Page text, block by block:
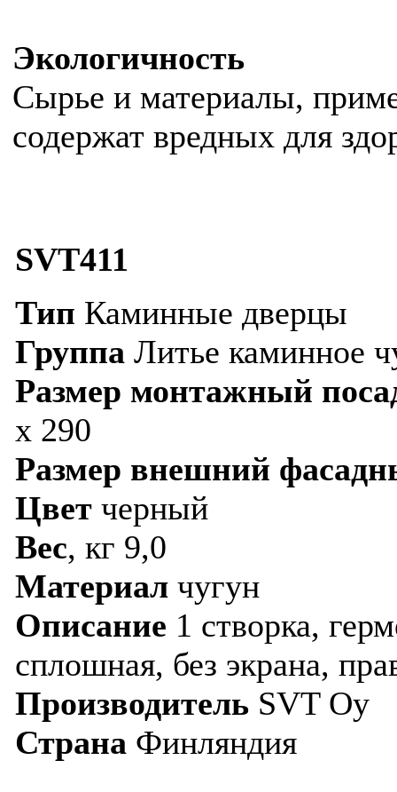
Экологичность
Сырье и материалы,
содержат вредных для
SVT411
Тип Каминные дверцы
Группа Литье каминное
Размер монтажный
х 290
Размер внешний
Цвет черный
Вес, кг 9,0
Материал чугун
Описание 1 створка,
сплошная, без экрана,
Производитель SVT Oy
Страна Финляндия